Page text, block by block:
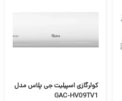
کولرگازی اسپیلیت جی پلاس مدل
GAC-HV09TV1